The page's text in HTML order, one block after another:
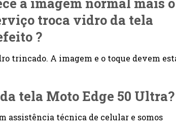
troca vidro da tela
?
trincado. A imagem e o toque devem
tela Moto Edge 50 Ultra?
assistência técnica de celular e somos